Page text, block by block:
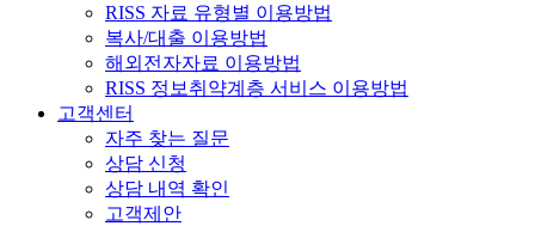
RISS 자료 유형별 이용방법
복사/대출 이용방법
해외전자자료 이용방법
RISS 정보취약계층 서비스 이용방법
고객센터
자주 찾는 질문
상담 신청
상담 내역 확인
고객제안